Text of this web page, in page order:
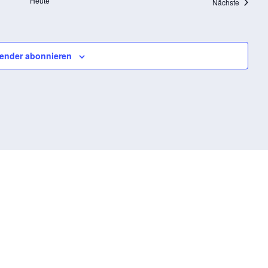
Nächste
abonnieren